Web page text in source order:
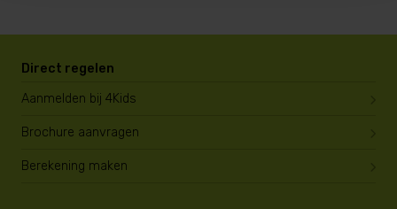
Direct regelen
Aanmelden bij 4Kids
Brochure aanvragen
Berekening maken